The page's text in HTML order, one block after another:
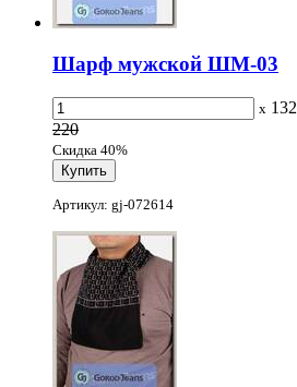
Шарф мужской ШМ-03
x 132
220
Скидка 40%
Артикул: gj-072614